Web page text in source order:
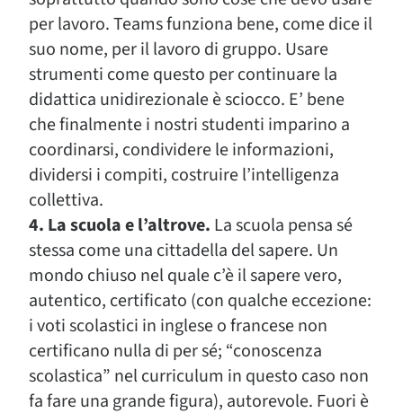
per lavoro. Teams funziona bene, come dice il
suo nome, per il lavoro di gruppo. Usare
strumenti come questo per continuare la
didattica unidirezionale è sciocco. E’ bene
che finalmente i nostri studenti imparino a
coordinarsi, condividere le informazioni,
dividersi i compiti, costruire l’intelligenza
collettiva.
4. La scuola e l’altrove. La scuola pensa sé
stessa come una cittadella del sapere. Un
mondo chiuso nel quale c’è il sapere vero,
autentico, certificato (con qualche eccezione:
i voti scolastici in inglese o francese non
certificano nulla di per sé; “conoscenza
scolastica” nel curriculum in questo caso non
fa fare una grande figura), autorevole. Fuori è